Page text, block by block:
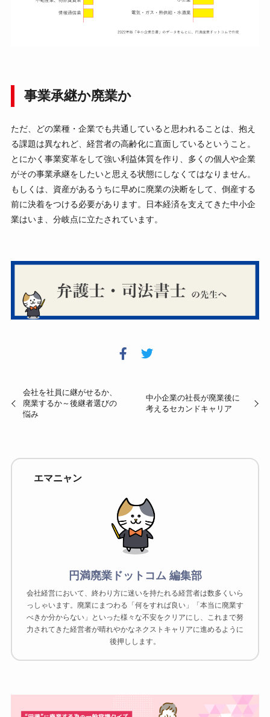
事業承継か廃業か
ただ、どの業種・企業でも共通していると思われることは、抱え
る課題は異なれど、経営者の高齢化に直面しているということ。
とにかく事業変革をして強い利益体質を作り、多くの個人や企業
がその事業承継をしたいと思える状態にしなくてはなりません。
もしくは、資産があるうちに早めに廃業の決断をして、倒産する
前に決着をつける必要があります。日本経済を支えてきた中小企
業はいま、分岐点に立たされています。
会社を社員に継がせるか、
廃業するか～後継者選びの
悩み
中小企業の社長が廃業後に
考えるセカンドキャリア
エマニャン
円満廃業ドットコム 編集部
会社経営において、終わり方に迷いを持たれる経営者は数多くいら
っしゃいます。廃業にまつわる「何をすれば良い」「本当に廃業す
べきか分からない」といった様々な不安をクリアにし、これまで努
力されてきた経営者が晴れやかなネクストキャリアに進めるように
後押しします。